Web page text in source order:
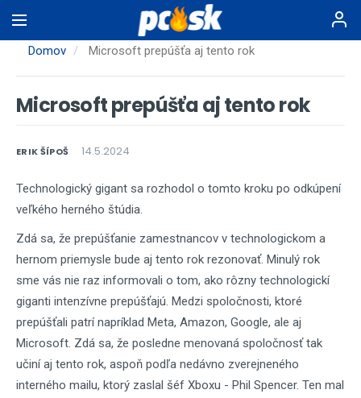
na
hlavnýDomov Microsoft prepúšťa aj tento rok
Microsoft prepúšťa aj tento rok
ERIK ŠÍPOŠ 14.5.2024
Technologický gigant sa rozhodol o tomto kroku po odkúpení
veľkého herného štúdia.
Zdá sa, že prepúšťanie zamestnancov v technologickom a
hernom priemysle bude aj tento rok rezonovať. Minulý rok
sme vás nie raz informovali o tom, ako rôzny technologickí
giganti intenzívne prepúšťajú. Medzi spoločnosti, ktoré
prepúšťali patrí napríklad Meta, Amazon, Google, ale aj
Microsoft. Zdá sa, že posledne menovaná spoločnosť tak
učiní aj tento rok, aspoň podľa nedávno zverejneného
interného mailu, ktorý zaslal šéf Xboxu - Phil Spencer. Ten mal